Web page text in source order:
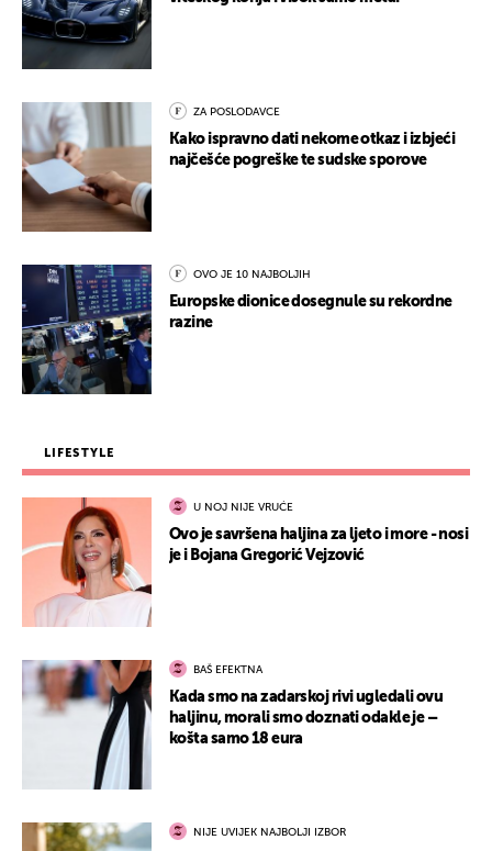
ZA POSLODAVCE
Kako ispravno dati nekome otkaz i izbjeći
najčešće pogreške te sudske sporove
OVO JE 10 NAJBOLJIH
Europske dionice dosegnule su rekordne
razine
LIFESTYLE
U NOJ NIJE VRUĆE
Ovo je savršena haljina za ljeto i more - nosi
je i Bojana Gregorić Vejzović
BAŠ EFEKTNA
Kada smo na zadarskoj rivi ugledali ovu
haljinu, morali smo doznati odakle je –
košta samo 18 eura
NIJE UVIJEK NAJBOLJI IZBOR